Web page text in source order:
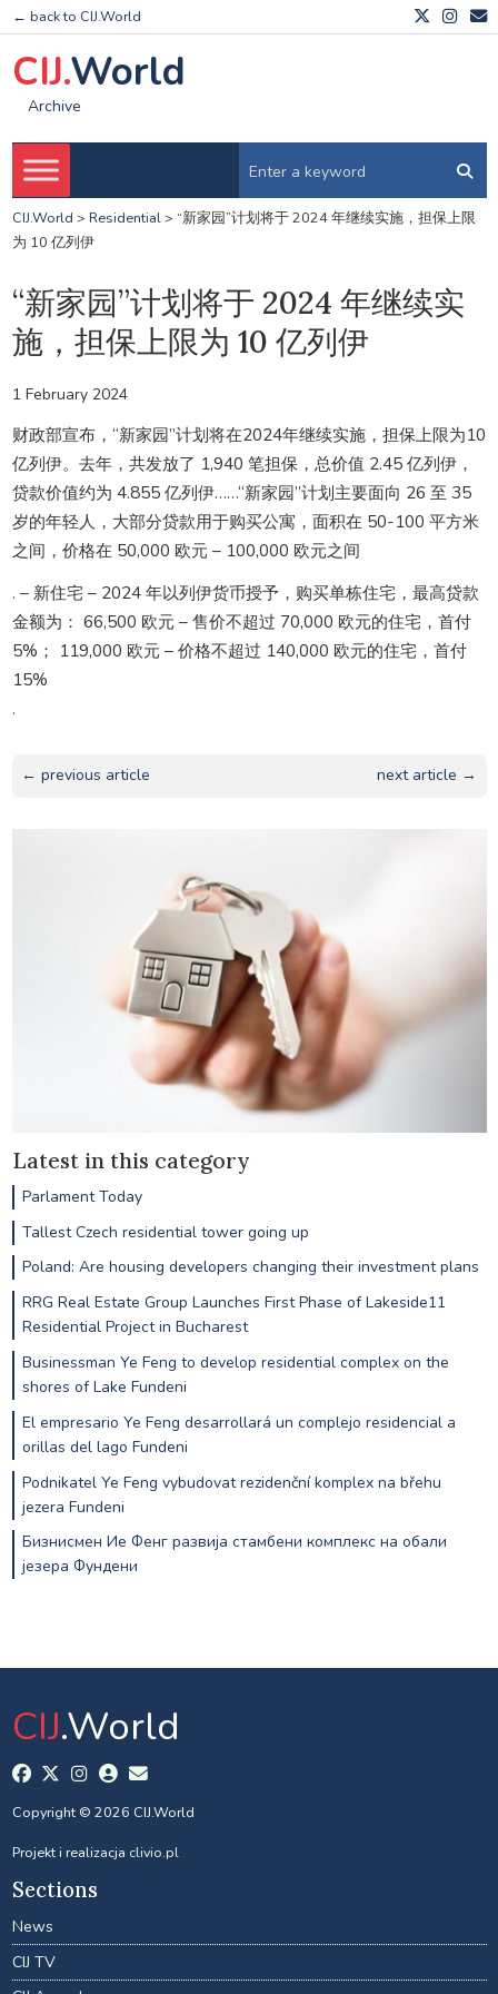
← back to CIJ.World
CIJ.World
Archive
CIJ.World > Residential> “新家园”计划将于 2024 年继续实施，担保上限
为 10 亿列伊
“新家园”计划将于 2024 年继续实
施，担保上限为 10 亿列伊
1 February 2024
财政部宣布，“新家园”计划将在2024年继续实施，担保上限为10
亿列伊。去年，共发放了 1,940 笔担保，总价值 2.45 亿列伊，
贷款价值约为 4.855 亿列伊……“新家园”计划主要面向 26 至 35
岁的年轻人，大部分贷款用于购买公寓，面积在 50-100 平方米
之间，价格在 50,000 欧元 – 100,000 欧元之间
. – 新住宅 – 2024 年以列伊货币授予，购买单栋住宅，最高贷款
金额为： 66,500 欧元 – 售价不超过 70,000 欧元的住宅，首付
5%； 119,000 欧元 – 价格不超过 140,000 欧元的住宅，首付
15%
.
← previous article next article →
Latest in this category
Parlament Today
Tallest Czech residential tower going up
Poland: Are housing developers changing their investment plans
RRG Real Estate Group Launches First Phase of Lakeside11
Residential Project in Bucharest
Businessman Ye Feng to develop residential complex on the
shores of Lake Fundeni
El empresario Ye Feng desarrollará un complejo residencial a
orillas del lago Fundeni
Podnikatel Ye Feng vybudovat rezidenční komplex na břehu
jezera Fundeni
Бизнисмен Ие Фенг развија стамбени комплекс на обали
језера Фундени
CIJ.World
Copyright © 2026 CIJ.World
Projekt i realizacja clivio.pl
Sections
News
CIJ TV